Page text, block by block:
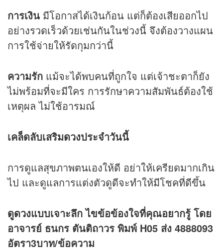
การเงิน มีโอกาสได้เงินก้อน แต่ก็ต้องเสียออกไป
อย่างรวดเร็วด้วยเช่นกันในช่วงนี้ จึงต้องวางแผน
การใช้จ่ายให้รัดกุมกว่านี้
ความรัก แม้จะได้พบคนที่ถูกใจ แต่เจ้าชะตาก็ยัง
ไม่พร้อมที่จะมีใคร การรักษาความสัมพันธ์ต้องใช้
เหตุผล ไม่ใช้อารมณ์
เคล็ดลับเสริมดวงประจำวันนี้
การดูแลสุขภาพตนเองให้ดี อย่าให้เครียดมากเกิน
ไป และดูแลการแต่งตัวดูดีจะทำให้มีโชคที่ดีขึ้น
ดูดวงแบบเจาะลึก ไขข้อข้องใจที่คุณอยากรู้ โดย
อาจารย์ ธนกร ตันติถาวร พิมพ์ H05 ส่ง 4888093
อัตรา3บาท/ข้อความ